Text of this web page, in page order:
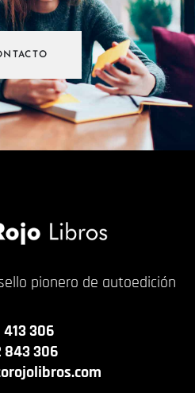
pionero de autoedición
413 306
843 306